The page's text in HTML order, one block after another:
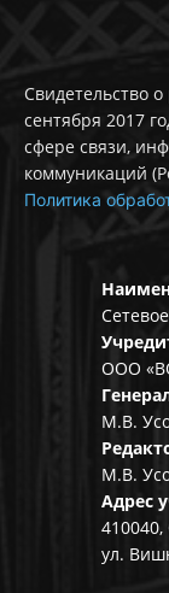
Свидетельство
сентября 2017
сфере связи,
коммуникаций
Политика
ООО
М.В.
М.В.
Адрес
410040,
ул.